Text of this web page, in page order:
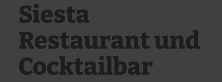
Siesta
Restaurant und
Cocktailbar